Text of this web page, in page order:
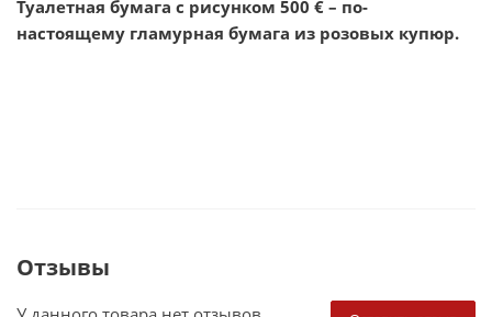
Туалетная бумага с рисунком 500 € – по-
настоящему гламурная бумага из розовых купюр.
Отзывы